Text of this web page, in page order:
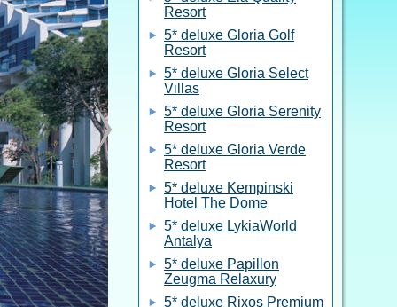
Resort
5* deluxe Gloria Golf
Resort
5* deluxe Gloria Select
Villas
5* deluxe Gloria Serenity
Resort
5* deluxe Gloria Verde
Resort
5* deluxe Kempinski
Hotel The Dome
5* deluxe LykiaWorld
Antalya
5* deluxe Papillon
Zeugma Relaxury
5* deluxe Rixos Premium